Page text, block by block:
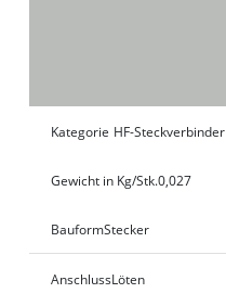
Kategorie HF-Steckverbinder
Gewicht in Kg/Stk.0,027
BauformStecker
AnschlussLöten